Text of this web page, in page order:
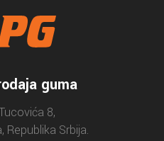
guma
8,
Republika Srbija.